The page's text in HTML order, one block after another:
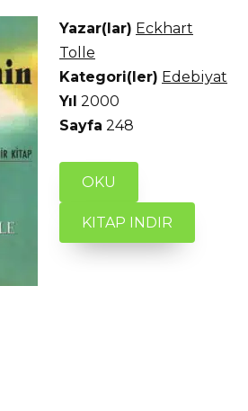
Yazar(lar) Eckhart
Tolle
Kategori(ler) Edebiyat
Yıl 2000
Sayfa 248
OKU
KITAP INDIR